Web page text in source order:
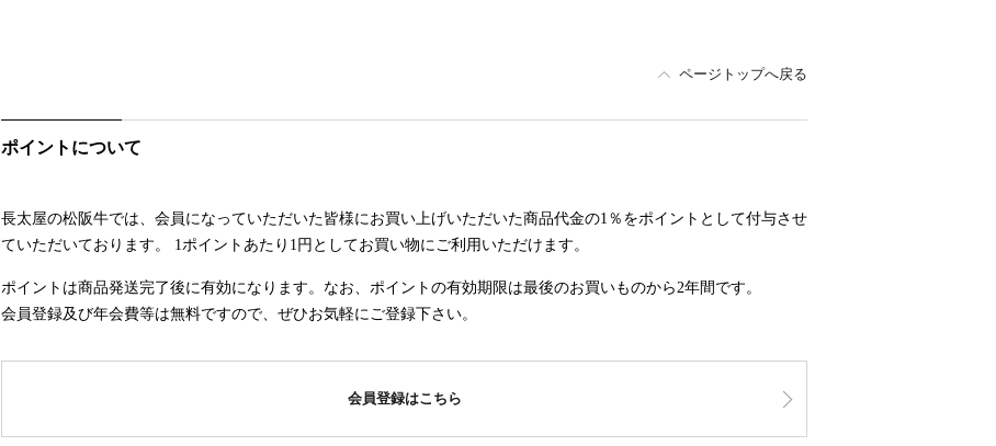
ページトップへ戻る
ポイントについて
長太屋の松阪牛では、会員になっていただいた皆様にお買い上げいただいた商品代金の1％をポイントとして付与させ
ていただいております。 1ポイントあたり1円としてお買い物にご利用いただけます。
ポイントは商品発送完了後に有効になります。なお、ポイントの有効期限は最後のお買いものから2年間です。
会員登録及び年会費等は無料ですので、ぜひお気軽にご登録下さい。
会員登録はこちら